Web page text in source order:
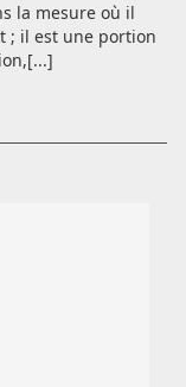
la mesure où il
; il est une portion